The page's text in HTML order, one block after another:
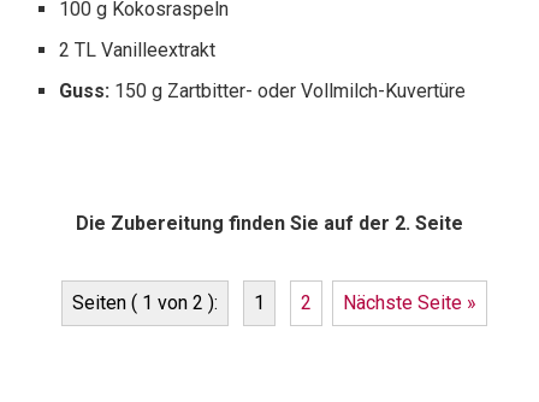
100 g Kokosraspeln
2 TL Vanilleextrakt
Guss: 150 g Zartbitter- oder Vollmilch-Kuvertüre
Die Zubereitung finden Sie auf der 2. Seite
Seiten ( 1 von 2 ): 1 2 Nächste Seite »